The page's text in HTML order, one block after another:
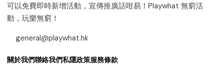
可以免費即時新增活動，宣傳推廣話咁易！Playwhat 無窮活
動，玩樂無窮！
general@playwhat.hk
關於我們聯絡我們私隱政策服務條款